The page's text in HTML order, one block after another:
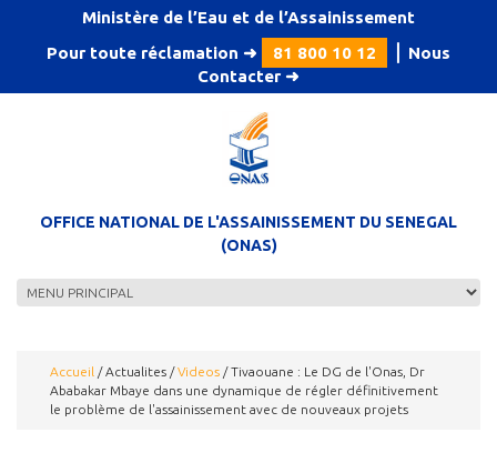
Aller au contenu principal
Ministère de l’Eau et de l’Assainissement
Pour toute réclamation ➜
81 800 10 12
Nous
Contacter ➜
OFFICE NATIONAL DE L'ASSAINISSEMENT DU SENEGAL
(ONAS)
Accueil / Actualites / Videos / Tivaouane : Le DG de l'Onas, Dr
Ababakar Mbaye dans une dynamique de régler définitivement
le problème de l'assainissement avec de nouveaux projets